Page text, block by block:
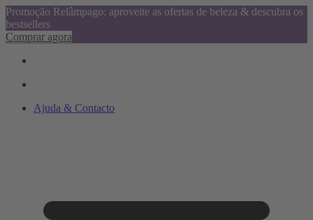
Promoção Relâmpago: aproveite as ofertas de beleza & descubra os
bestsellers
Comprar agora
Ajuda & Contacto